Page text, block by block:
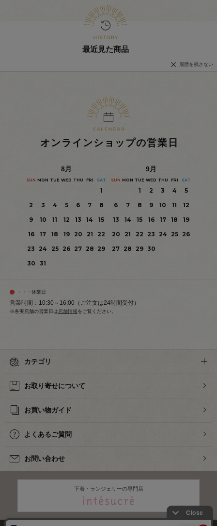
最近見た商品
履歴を残さない
オンラインショップの営業日
8月
SUN MON TUE WED THU FRI SAT
1
2
3 4 5 6 7
8
9
10 11 12 13 14
15
16
17 18 19 20 21
22
23
24 25 26 27 28 29
30
31
9月
SUN MON TUE WED THU FRI SAT
1 2 3 4
5
6
7 8 9 10 11
12
13
14 15 16 17 18
19
20
21 22 23 24 25
26
27 28 29 30
・・・休業日
営業時間：10:30～16:00（ご注文は24時間受付）
※各実店舗の営業日は 店舗情報をご覧ください。
カテゴリ
お取り寄せについて
お買い物ガイド
よくあるご質問
お問い合わせ
下着・ランジェリーの専門店